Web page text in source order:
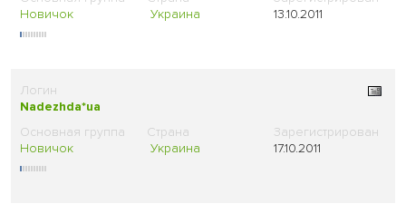
Новичок Украина 13.10.2011
Nadezhda*ua
Новичок Украина 17.10.2011